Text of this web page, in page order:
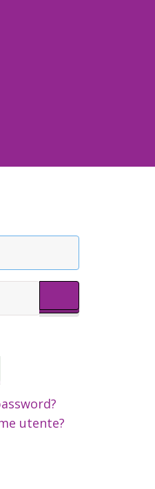
Mostra password
utente?